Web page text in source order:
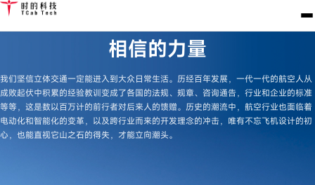
相信的力量
我们坚信立体交通一定能进入到大众日常生活。历经百年发展，一代一代的航空人从
成败起伏中积累的经验教训变成了各国的法规、规章、咨询通告，行业和企业的标准
等等，这是数以百万计的前行者对后来人的馈赠。历史的潮流中，航空行业也面临着
电动化和智能化的变革，以及跨行业而来的开发理念的冲击，唯有不忘飞机设计的初
心，也能直视它山之石的得失，才能立向潮头。